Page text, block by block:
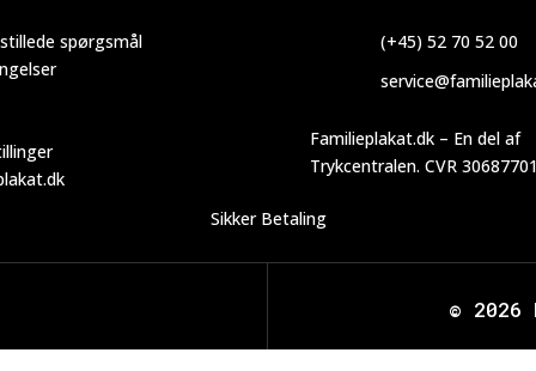
spørgsmål
(+45) 52 70 52 00
Familieplakat.dk – En del af
Trykcentralen. CVR 30687701
Sikker Betaling
©